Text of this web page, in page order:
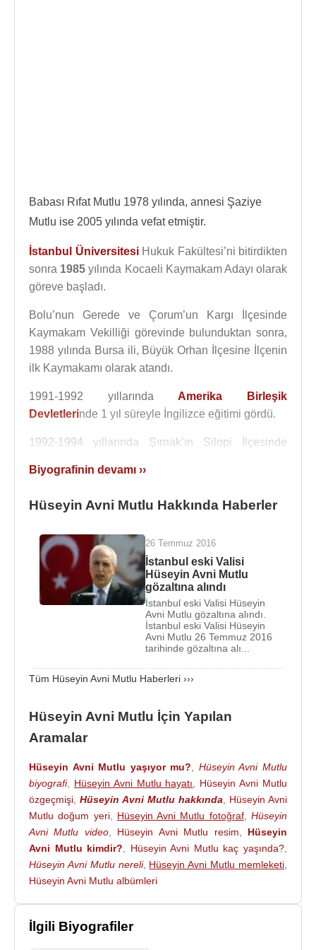
Babası Rıfat Mutlu 1978 yılında, annesi Şaziye
Mutlu ise 2005 yılında vefat etmiştir.
İstanbul ÜniversitesiHukuk Fakültesi’ni bitirdikten
sonra 1985 yılında Kocaeli Kaymakam Adayı olarak
göreve başladı.
Bolu’nun Gerede ve Çorum’un Kargı İlçesinde
Kaymakam Vekilliği görevinde bulunduktan sonra,
1988 yılında Bursa ili, Büyük Orhan İlçesine İlçenin
ilk Kaymakamı olarak atandı.
1991-1992 yıllarındaAmerika Birleşik
Devletlerinde 1 yıl süreyle İngilizce eğitimi gördü.
1992-1994 yıllarında Şırnak’ın Silopi İlçesinde
Yardımcılığı, 1997-2002 yıllarında Çanakkale’nin
Daha sonra 1 yıl süreyle Çanakkale Vali
İstanbul’un Bağcılar ilçesi Kaymakamlığını yürüttü.
2005-2007 yılları arasında 2 yıl süre ile Siirt Valiliği,
2007-2010 yılları arasında 3 yıl süre ile Diyarbakır
Valiliği yapan Hüseyin Avni Mutlu 11 Mayıs 2010
tarih ve 2010/407 sayılı kararname ile İstanbul
Valiliğine atanmış olup, 31 Mayıs 2010 tarihi
itibarıyla görevine başlamıştır.
İstanbul Ticaret Üniversitesi Mütevelli Heyeti Onur
kızı Emekli tarih öğretmeni Gül Mutlu ile evli ve
1987 ve 1991 doğumlu iki erkek çocuk babasıdır.
15 Eylül2014tarihinde Valiler kararnamesi ile
İstanbulValiliğinden alınarak Merkez valisi
olmuştur.
15 Temmuz2016 yapılan darbe girişimi sonrası
yürütülen soruşturma kapsamında 26 Temmuz 2016
Hüseyin Avni Mutlu'nun da aralarında bulunduğu
şüpheliler 4 Ağustos 2016 tarihinde terör örgütü
Biyografinin devamı ››
Hüseyin Avni Mutlu Hakkında Haberler
26 Temmuz 2016
İstanbul eski Valisi
Hüseyin Avni Mutlu
gözaltına alındı
İstanbul eski Valisi Hüseyin
Avni Mutlu gözaltına alındı.
İstanbul eski Valisi Hüseyin
Avni Mutlu 26 Temmuz 2016
tarihinde gözaltına alı...
Tüm Hüseyin Avni Mutlu Haberleri ›››
Hüseyin Avni Mutlu İçin Yapılan
Aramalar
Hüseyin Avni Mutlu yaşıyor mu?
Hüseyin Avni Mutlu
biyografi, Hüseyin Avni Mutlu hayatı
Hüseyin Avni Mutlu
özgeçmişi Hüseyin Avni Mutlu hakkında
Hüseyin Avni
Mutlu doğum yeri, Hüseyin Avni Mutlu fotoğraf,Hüseyin
Avni Mutlu video, Hüseyin Avni Mutlu resim
Hüseyin
Avni Mutlu kimdir?
Hüseyin Avni Mutlu kaç yaşında?
Hüseyin Avni Mutlu nereli, Hüseyin Avni Mutlu memleketi
Hüseyin Avni Mutlu albümleri
İlgili Biyografiler